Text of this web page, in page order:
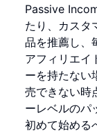
Passive
たり、カスタ
品を推薦し、
アフィリエイ
ーを持たない
売できない時
ーレベルのパ
初めて始める